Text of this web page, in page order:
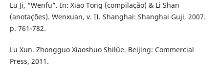
Lu Ji, “Wenfu”. In: Xiao Tong (compilação) & Li Shan
(anotações). Wenxuan, v. II. Shanghai: Shanghai Guji, 2007.
p. 761-782.
Lu Xun. Zhongguo Xiaoshuo Shilüe. Beijing: Commercial
Press, 2011.